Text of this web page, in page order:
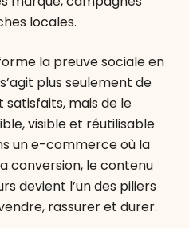
locales.
la preuve sociale en
plus seulement de
satisfaits, mais de le
visible et réutilisable
un e-commerce où la
conversion, le contenu
devient l’un des piliers
rassurer et durer.